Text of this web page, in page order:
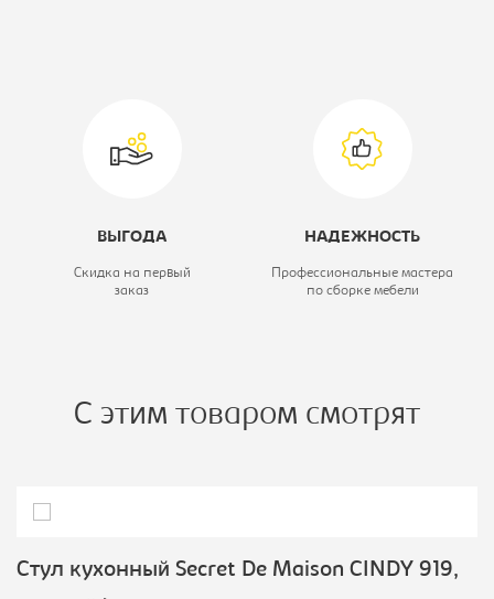
ВЫГОДА
Скидка на первый
заказ
НАДЕЖНОСТЬ
Профессиональные мастера
по сборке мебели
С этим товаром смотрят
Стул кухонный Secret De Maison CINDY 919,